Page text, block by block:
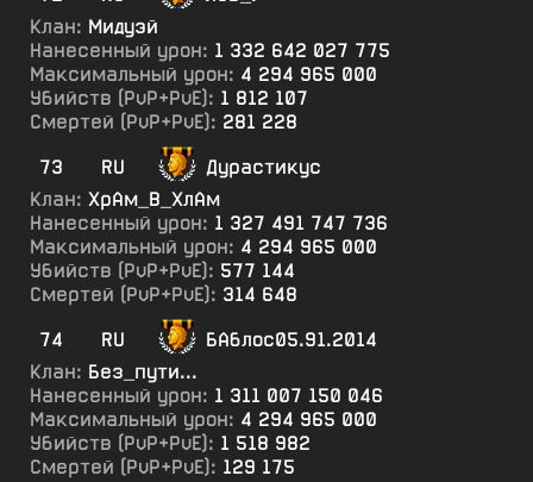
Клан: Мидуэй
Нанесенный урон: 1 332 642 027 775
Максимальный урон: 4 294 965 000
Убийств (PvP+PvE): 1 812 107
Смертей (PvP+PvE): 281 228
73
RU
Дурастикус
Клан: ХрАм_В_ХлАм
Нанесенный урон: 1 327 491 747 736
Максимальный урон: 4 294 965 000
Убийств (PvP+PvE): 577 144
Смертей (PvP+PvE): 314 648
74
RU
БАблос05.91.2014
Клан: Без_пути...
Нанесенный урон: 1 311 007 150 046
Максимальный урон: 4 294 965 000
Убийств (PvP+PvE): 1 518 982
Смертей (PvP+PvE): 129 175